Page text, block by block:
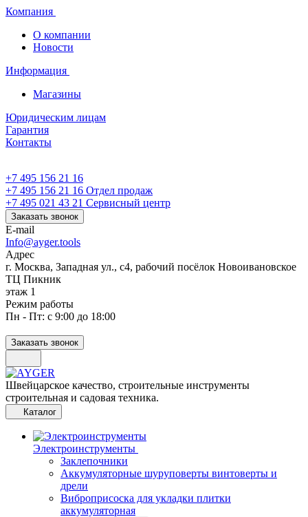
Компания
О компании
Новости
Информация
Магазины
Юридическим лицам
Гарантия
Контакты
+7 495 156 21 16
+7 495 156 21 16 Отдел продаж
+7 495 021 43 21 Cервисный центр
Заказать звонок
E-mail
Info@ayger.tools
Адрес
г. Москва, Западная ул., с4, рабочий посёлок Новоивановское
ТЦ Пикник
этаж 1
Режим работы
Пн - Пт: с 9:00 до 18:00
Заказать звонок
Швейцарское качество, строительные инструменты
строительная и садовая техника.
Каталог
Электроинструменты
Заклепочники
Аккумуляторные шуруповерты винтоверты и
дрели
Виброприсоска для укладки плитки
аккумуляторная